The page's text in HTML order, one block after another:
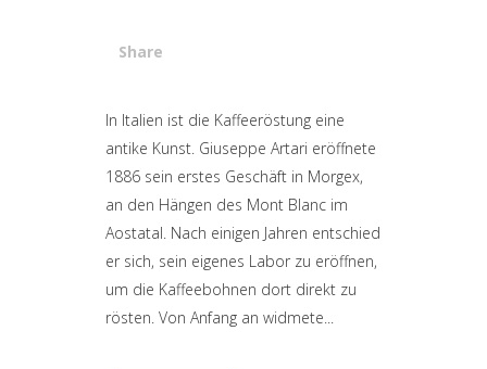
Share
Attiva comando
In Italien ist die Kaffeeröstung eine
antike Kunst. Giuseppe Artari eröffnete
1886 sein erstes Geschäft in Morgex,
an den Hängen des Mont Blanc im
Aostatal. Nach einigen Jahren entschied
er sich, sein eigenes Labor zu eröffnen,
um die Kaffeebohnen dort direkt zu
rösten. Von Anfang an widmete...